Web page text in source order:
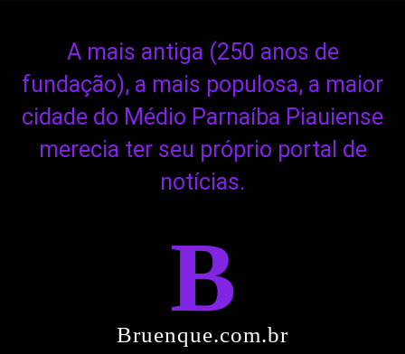
A mais antiga (250 anos de
fundação), a mais populosa, a maior
cidade do Médio Parnaíba Piauiense
merecia ter seu próprio portal de
notícias.
B
Bruenque.com.br